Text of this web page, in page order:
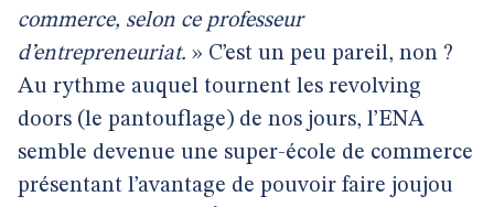
commerce, selon ce professeur
d’entrepreneuriat. » C’est un peu pareil, non ?
Au rythme auquel tournent les revolving
doors (le pantouflage) de nos jours, l’ENA
semble devenue une super-école de commerce
présentant l’avantage de pouvoir faire joujou